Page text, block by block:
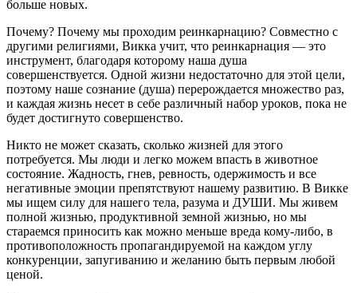
больше новых.
Почему? Почему мы проходим реинкарнацию? Со­вместно с
другими религиями, Викка учит, что реин­карнация — это
инструмент, благодаря которому наша душа
совершенствуется. Одной жизни недостаточно для этой цели,
поэтому наше сознание (душа) перерож­дается множество раз,
и каждая жизнь несет в себе раз­личный набор уроков, пока не
будет достигнуто совер­шенство.
Никто не может сказать, сколько жизней для этого
потребуется. Мы люди и легко можем впасть в живот­ное
состояние. Жадность, гнев, ревность, одержимость и все
негативные эмоции препятствуют нашему развитию. В Викке
мы ищем силу для нашего тела, разума и ДУШИ. Мы живем
полной жизнью, продуктивной земной жизнью, но мы
стараемся приносить как можно меньше вреда кому-либо, в
противоположность пропагандируемой на каждом углу
конкуренции, запугиванию и желанию быть первым любой
ценой.